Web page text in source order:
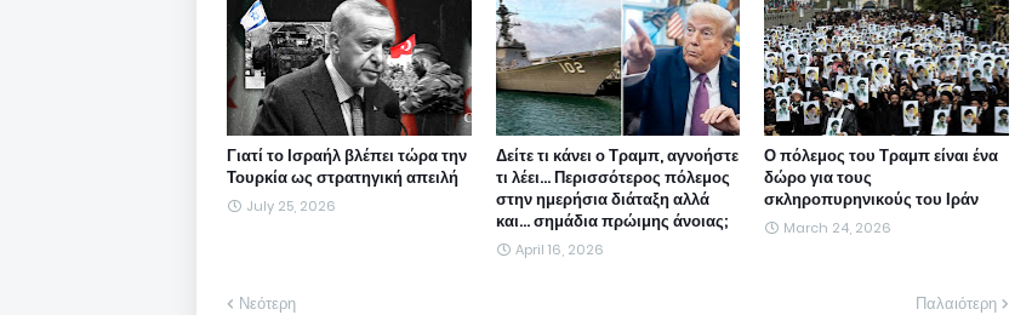
Γιατί το Ισραήλ βλέπει τώρα την
Τουρκία ως στρατηγική απειλή
July 25, 2026
Δείτε τι κάνει ο Τραμπ, αγνοήστε
τι λέει... Περισσότερος πόλεμος
στην ημερήσια διάταξη αλλά
και... σημάδια πρώιμης άνοιας;
April 16, 2026
Ο πόλεμος του Τραμπ είναι ένα
δώρο για τους
σκληροπυρηνικούς του Ιράν
March 24, 2026
Νεότερη Παλαιότερη